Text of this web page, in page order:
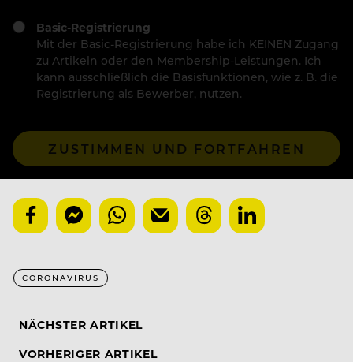
Basic-Registrierung
Mit der Basic-Registrierung habe ich KEINEN Zugang
zu Artikeln oder den Membership-Leistungen. Ich
kann ausschließlich die Basisfunktionen, wie z. B. die
Registrierung als Bewerber, nutzen.
ZUSTIMMEN UND FORTFAHREN
CORONAVIRUS
NÄCHSTER ARTIKEL
VORHERIGER ARTIKEL